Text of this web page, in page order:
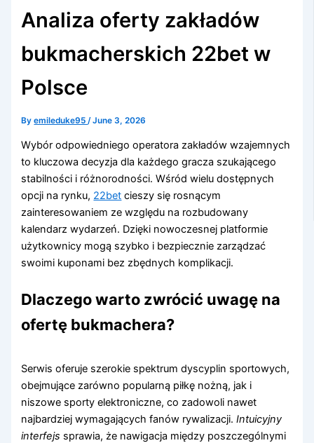
Analiza oferty zakładów
bukmacherskich 22bet w
Polsce
Byemileduke95 /June 3, 2026
Wybór odpowiedniego operatora zakładów wzajemnych
to kluczowa decyzja dla każdego gracza szukającego
stabilności i różnorodności. Wśród wielu dostępnych
opcji na rynku, 22bet cieszy się rosnącym
zainteresowaniem ze względu na rozbudowany
kalendarz wydarzeń. Dzięki nowoczesnej platformie
użytkownicy mogą szybko i bezpiecznie zarządzać
swoimi kuponami bez zbędnych komplikacji.
Dlaczego warto zwrócić uwagę na
ofertę bukmachera?
Serwis oferuje szerokie spektrum dyscyplin sportowych,
obejmujące zarówno popularną piłkę nożną, jak i
niszowe sporty elektroniczne, co zadowoli nawet
najbardziej wymagających fanów rywalizacji.Intuicyjny
interfejs sprawia, że nawigacja między poszczególnymi